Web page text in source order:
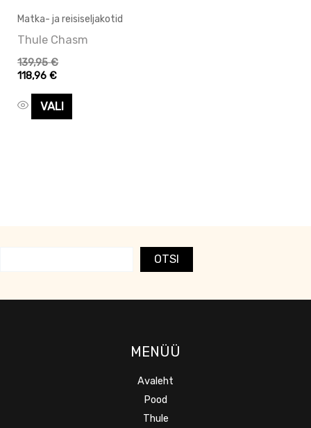
Matka- ja reisiseljakotid
Thule Chasm
139,95€
118,96€
VALI
tootelehel.
OTSI
MENÜÜ
Avaleht
Pood
Thule